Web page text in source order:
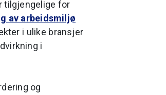
tilgjengelige for
av arbeidsmiljø
i ulike bransjer
i
og